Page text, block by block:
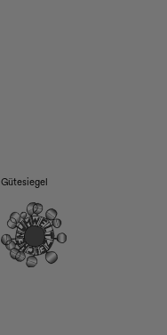
Gütesiegel